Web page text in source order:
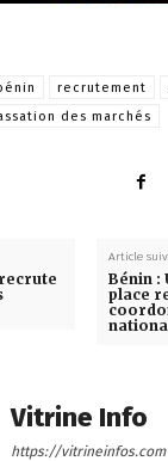
recrutement
des marchés
Article
Bénin :
place
Vitrine Info
https://vitrineinfos.com